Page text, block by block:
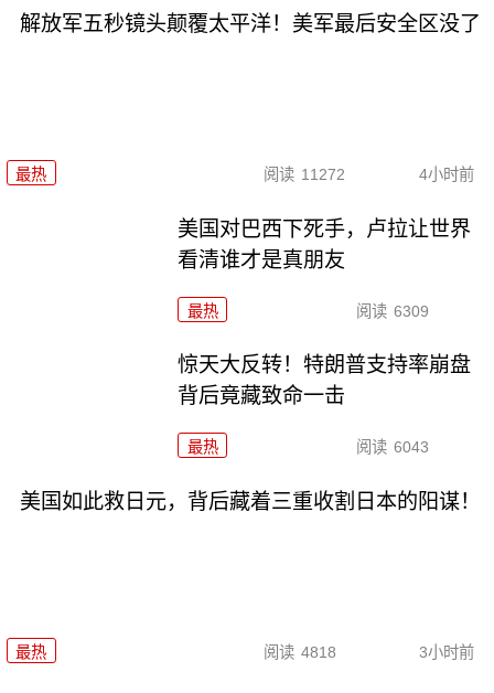
解放军五秒镜头颠覆太平洋！美军最后安全区没了
最热 阅读 11272 4小时前
美国对巴西下死手，卢拉让世界
看清谁才是真朋友
最热 阅读 6309
惊天大反转！特朗普支持率崩盘
背后竟藏致命一击
最热 阅读 6043
美国如此救日元，背后藏着三重收割日本的阳谋！
最热 阅读 4818 3小时前